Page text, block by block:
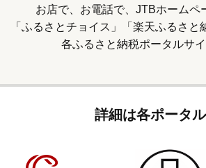
お店で、お電話で、JTBホームペ
「ふるさとチョイス」「楽天ふるさと
各ふるさと納税ポータルサイ
詳細は各ポータ